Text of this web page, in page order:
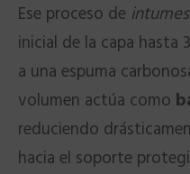
Ese proceso de
inicial de la capa hasta
a una espuma
volumen actúa como
reduciendo
hacia el soporte